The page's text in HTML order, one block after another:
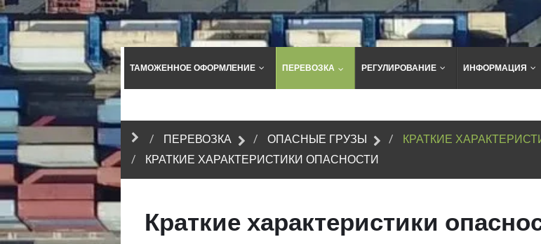
ТАМОЖЕННОЕ ОФОРМЛЕНИЕ ПЕРЕВОЗКА РЕГУЛИРОВАНИЕ ИНФОРМАЦИЯ
ПЕРЕВОЗКА ОПАСНЫЕ ГРУЗЫ
КРАТКИЕ
КРАТКИЕ ХАРАКТЕРИСТИКИ ОПАСНОСТИ
Краткие характеристики